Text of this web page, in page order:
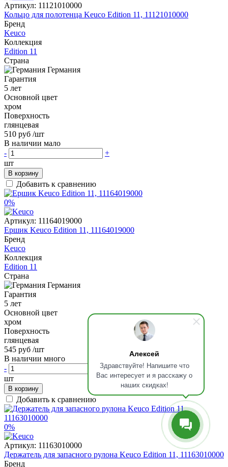
Алексей
Здравствуйте! Напишите что
Вас интересует и я расскажу о
наших скидках!
Артикул: 11121010000
Кольцо для полотенца Keuco Edition 11, 11121010000
Бренд
Keuco
Коллекция
Edition 11
Страна
Германия
Гарантия
5 лет
Основной цвет
хром
Поверхность
глянцевая
510 руб /шт
В наличии мало
-
+
шт
В корзину
Добавить к сравнению
0%
Артикул: 11164019000
Ершик Keuco Edition 11, 11164019000
Бренд
Keuco
Коллекция
Edition 11
Страна
Германия
Гарантия
5 лет
Основной цвет
хром
Поверхность
глянцевая
545 руб /шт
В наличии много
-
+
шт
В корзину
Добавить к сравнению
0%
Артикул: 11163010000
Держатель для запасного рулона Keuco Edition 11, 11163010000
Бренд